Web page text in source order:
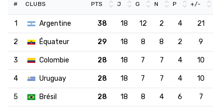
# CLUBS PTS J G N P +/-
1 Argentine 38 18 12 2 4 21
2 Équateur 29 18 8 8 2 9
3 Colombie 28 18 7 7 4 10
4 Uruguay 28 18 7 7 4 10
5 Brésil 28 18 8 4 6 7